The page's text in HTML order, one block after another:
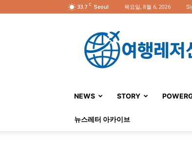
33.7 C Seoul 목요일, 8월 6, 2026
행
레
NEWS
STORY
뉴스레터 아카이브